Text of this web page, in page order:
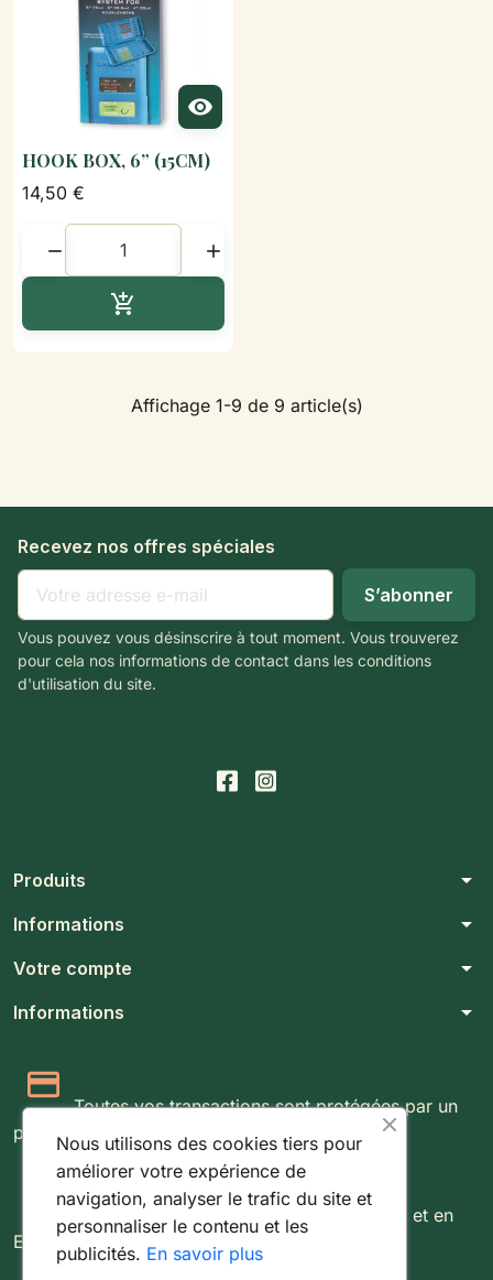

HOOK BOX, 6” (15CM)
14,50 €
 

Affichage 1-9 de 9 article(s)
Recevez nos offres spéciales
Vous pouvez vous désinscrire à tout moment. Vous trouverez
pour cela nos informations de contact dans les conditions
d'utilisation du site.
Produits arrow_drop_down
Informations arrow_drop_down
Votre compte arrow_drop_down
Informations arrow_drop_down
Toutes vos transactions sont protégées par un
protocole SSL 256 bits.
Expédition rapide & suivie
Livraison rapide partout au Luxembourg et en
Europe.
Nous utilisons des cookies tiers pour
améliorer votre expérience de
navigation, analyser le trafic du site et
personnaliser le contenu et les
publicités. En savoir plus